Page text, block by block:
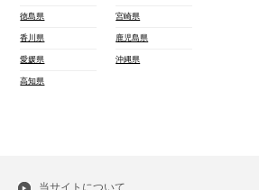
徳島県
香川県
愛媛県
高知県
宮崎県
鹿児島県
沖縄県
当サイトについて